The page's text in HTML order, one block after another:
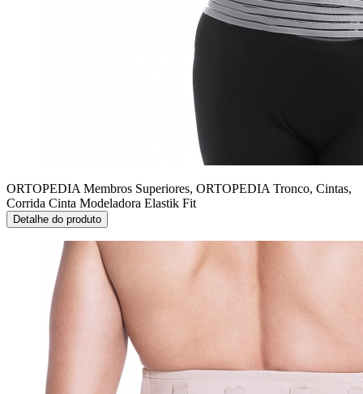
ORTOPEDIA Membros Superiores, ORTOPEDIA Tronco, Cintas,
Corrida Cinta Modeladora Elastik Fit
Detalhe do produto